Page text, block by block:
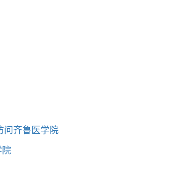
问齐鲁医学院